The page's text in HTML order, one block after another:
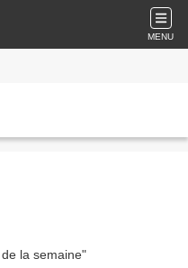
MENU